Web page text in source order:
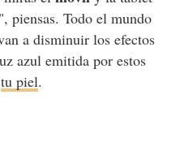
piensas. Todo el mundo
a disminuir los efectos
azul emitida por estos
tu piel.